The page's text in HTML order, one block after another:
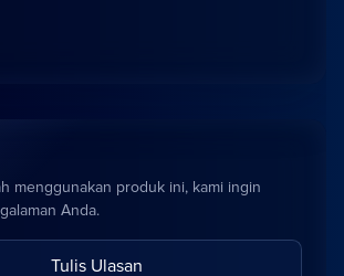
menggunakan produk ini, kami ingin
Anda.
Tulis Ulasan